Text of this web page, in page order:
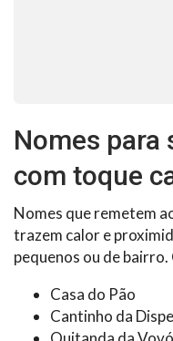
Nomes para
com toque
Nomes que remetem
trazem calor e
pequenos ou de
Casa do Pão
Cantinho da